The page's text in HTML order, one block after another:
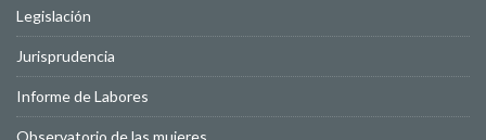
Legislación
Jurisprudencia
Informe de Labores